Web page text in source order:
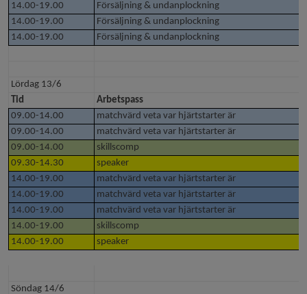
14.00-19.00
Försäljning & undanplockning
14.00-19.00
Försäljning & undanplockning
14.00-19.00
Försäljning & undanplockning
Lördag 13/6
Tid
Arbetspass
09.00-14.00
matchvärd veta var hjärtstarter är
09.00-14.00
matchvärd veta var hjärtstarter är
09.00-14.00
skillscomp
09.30-14.30
speaker
14.00-19.00
matchvärd veta var hjärtstarter är
14.00-19.00
matchvärd veta var hjärtstarter är
14.00-19.00
matchvärd veta var hjärtstarter är
14.00-19.00
skillscomp
14.00-19.00
speaker
Söndag 14/6